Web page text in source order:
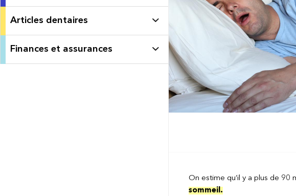
Articles dentaires
Finances et assurances
On estime qu’il y a plus de 90
sommeil .